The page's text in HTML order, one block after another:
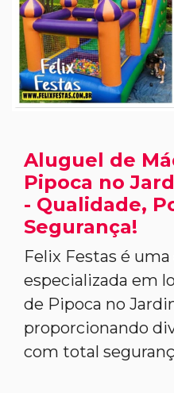
Aluguel de
Pipoca no
- Qualidade,
Segurança!
Felix Festas é
especializada em
de Pipoca no
proporcionando
com total